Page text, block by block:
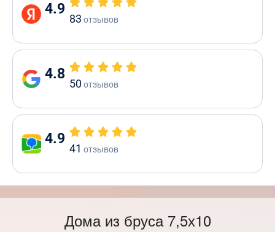
4.9
83 отзывов
4.8
50отзывов
4.9
41 отзывов
Дома из бруса 7,5х10